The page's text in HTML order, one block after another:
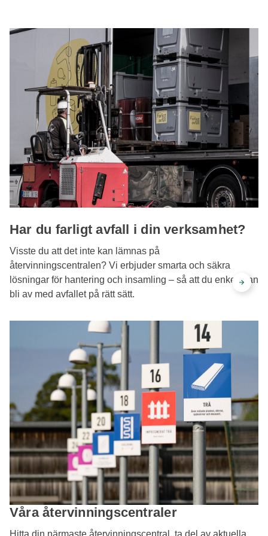
Har du farligt avfall i din verksamhet?
Visste du att det inte kan lämnas på
återvinningscentralen? Vi erbjuder smarta och säkra
lösningar för hantering och insamling – så att du enkelt kan
bli av med avfallet på rätt sätt.
Våra återvinningscentraler
Hitta din närmaste återvinningscentral, ta del av aktuella